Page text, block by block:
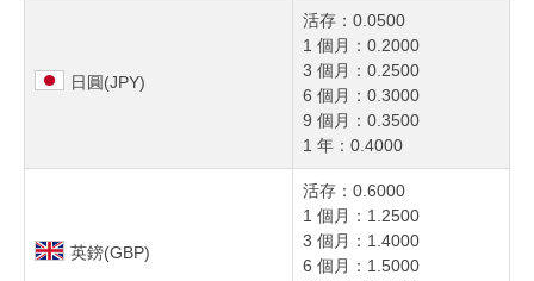
日圓(JPY)
活存：0.0500
1 個月：0.2000
3 個月：0.2500
6 個月：0.3000
9 個月：0.3500
1 年：0.4000
英鎊(GBP)
活存：0.6000
1 個月：1.2500
3 個月：1.4000
6 個月：1.5000